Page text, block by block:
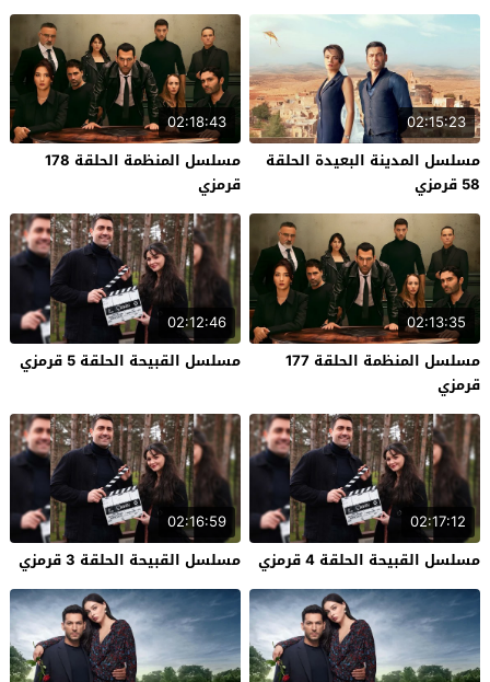
02:15:23
مسلسل المدينة البعيدة الحلقة
58 قرمزي
02:18:43
مسلسل المنظمة الحلقة 178
قرمزي
02:13:35
مسلسل المنظمة الحلقة 177
قرمزي
02:12:46
مسلسل القبيحة الحلقة 5 قرمزي
02:17:12
مسلسل القبيحة الحلقة 4 قرمزي
02:16:59
مسلسل القبيحة الحلقة 3 قرمزي